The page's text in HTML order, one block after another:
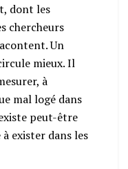
dont les
chercheurs
Un
mieux. Il
à
mal logé dans
peut-être
à exister dans les